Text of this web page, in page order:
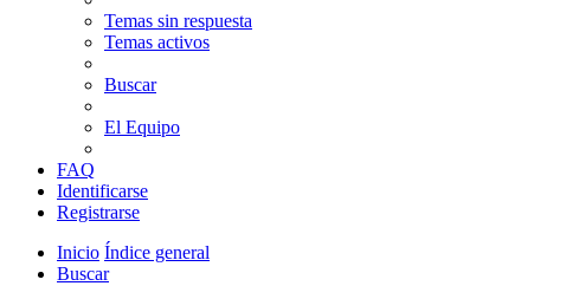
Temas sin respuesta
Temas activos
Buscar
El Equipo
FAQ
Identificarse
Registrarse
Inicio Índice general
Buscar